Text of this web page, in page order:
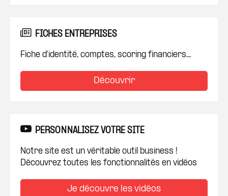
FICHES ENTREPRISES
Fiche d'identité, comptes, scoring financiers...
Découvrir
PERSONNALISEZ VOTRE SITE
Notre site est un véritable outil business !
Découvrez toutes les fonctionnalités en vidéos
Je découvre les vidéos